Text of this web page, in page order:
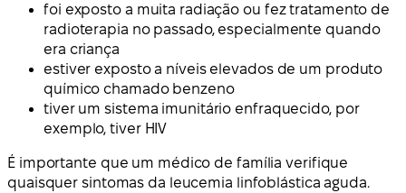
foi exposto a muita radiação ou fez tratamento de
radioterapia no passado, especialmente quando
era criança
estiver exposto a níveis elevados de um produto
químico chamado benzeno
tiver um sistema imunitário enfraquecido, por
exemplo, tiver HIV
É importante que um médico de família verifique
quaisquer sintomas da leucemia linfoblástica aguda.